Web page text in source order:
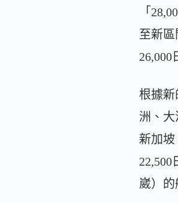
「
至新
26,000
根據新
洲、大
新加
崴）的